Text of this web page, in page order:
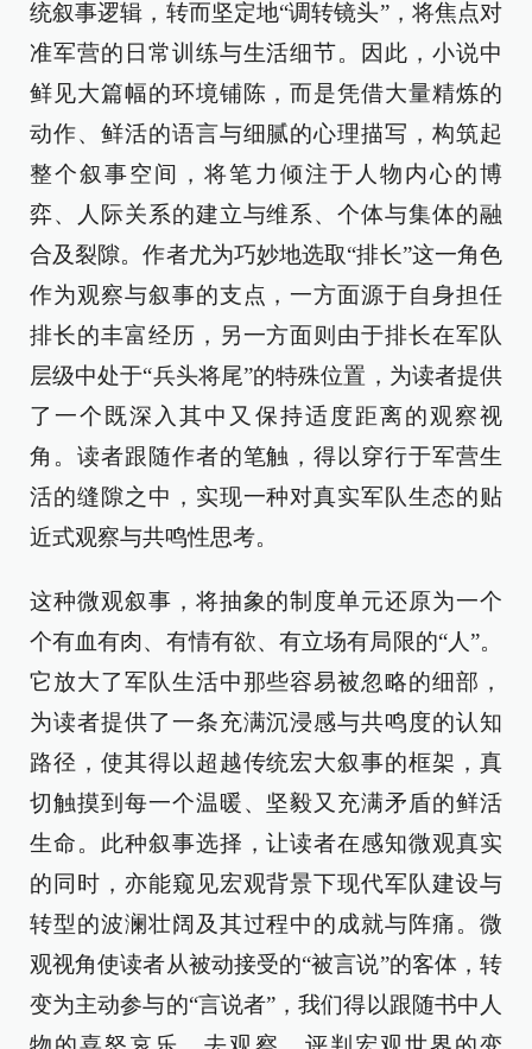
统叙事逻辑，转而坚定地“调转镜头”，将焦点对
准军营的日常训练与生活细节。因此，小说中
鲜见大篇幅的环境铺陈，而是凭借大量精炼的
动作、鲜活的语言与细腻的心理描写，构筑起
整个叙事空间，将笔力倾注于人物内心的博
弈、人际关系的建立与维系、个体与集体的融
合及裂隙。作者尤为巧妙地选取“排长”这一角色
作为观察与叙事的支点，一方面源于自身担任
排长的丰富经历，另一方面则由于排长在军队
层级中处于“兵头将尾”的特殊位置，为读者提供
了一个既深入其中又保持适度距离的观察视
角。读者跟随作者的笔触，得以穿行于军营生
活的缝隙之中，实现一种对真实军队生态的贴
近式观察与共鸣性思考。
这种微观叙事，将抽象的制度单元还原为一个
个有血有肉、有情有欲、有立场有局限的“人”。
它放大了军队生活中那些容易被忽略的细部，
为读者提供了一条充满沉浸感与共鸣度的认知
路径，使其得以超越传统宏大叙事的框架，真
切触摸到每一个温暖、坚毅又充满矛盾的鲜活
生命。此种叙事选择，让读者在感知微观真实
的同时，亦能窥见宏观背景下现代军队建设与
转型的波澜壮阔及其过程中的成就与阵痛。微
观视角使读者从被动接受的“被言说”的客体，转
变为主动参与的“言说者”，我们得以跟随书中人